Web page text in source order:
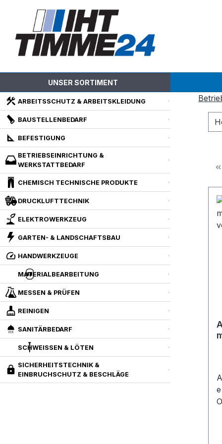
Hauptinhalt springen
Zur Suche springen
Zur Hauptnavigation springen
UNSER SORTIMENT
ARBEITSSCHUTZ & ARBEITSKLEIDUNG
BAUSTELLENBEDARF
BEFESTIGUNG
BETRIEBSEINRICHTUNG &
WERKSTATTBEDARF
CHEMISCH TECHNISCHE PRODUKTE
DRUCKLUFTTECHNIK
ELEKTROWERKZEUG
GARTEN- & LANDSCHAFTSBAU
HANDWERKZEUGE
MATERIALBEARBEITUNG
MESSEN & PRÜFEN
REINIGEN
SANITÄRBEDARF
SCHWEISSEN & LÖTEN
SICHERHEITSTECHNIK &
EINBRUCHSCHUTZ & BESCHLÄGE